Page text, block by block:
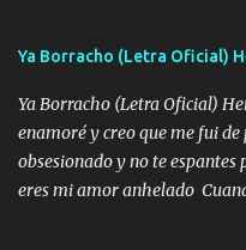
grande traemos la bandera
ofrece también peleam'os
cinto y radios colgados
blindándos y bien equipados
defendemos muy bien
Ya Borracho (Letra Oficial)
Ya Borracho (Letra Oficial)
enamoré y creo que me fui
obsesionado y no te espantes
eres mi amor anhelado